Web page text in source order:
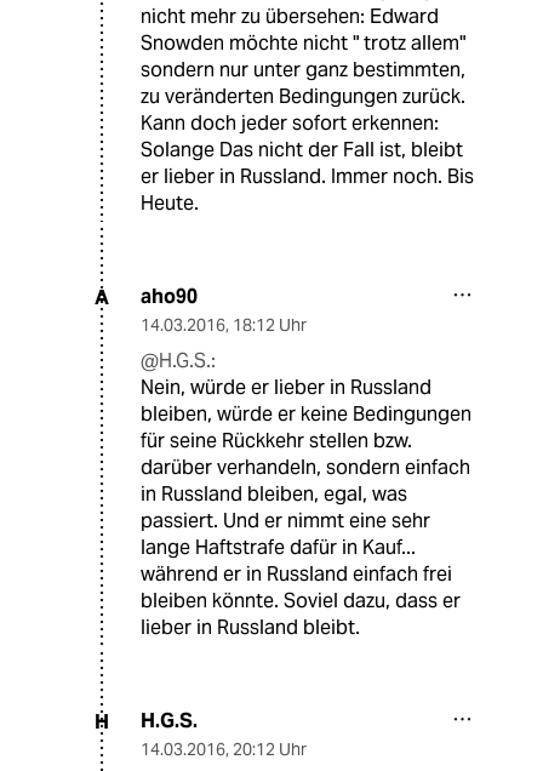
nicht mehr zu übersehen: Edward
Snowden möchte nicht " trotz allem"
sondern nur unter ganz bestimmten,
zu veränderten Bedingungen zurück.
Kann doch jeder sofort erkennen:
Solange Das nicht der Fall ist, bleibt
er lieber in Russland. Immer noch. Bis
Heute.
A aho90
14.03.2016, 18:12 Uhr
@H.G.S.:
Nein, würde er lieber in Russland
bleiben, würde er keine Bedingungen
für seine Rückkehr stellen bzw.
darüber verhandeln, sondern einfach
in Russland bleiben, egal, was
passiert. Und er nimmt eine sehr
lange Haftstrafe dafür in Kauf...
während er in Russland einfach frei
bleiben könnte. Soviel dazu, dass er
lieber in Russland bleibt.
H H.G.S.
14.03.2016, 20:12 Uhr